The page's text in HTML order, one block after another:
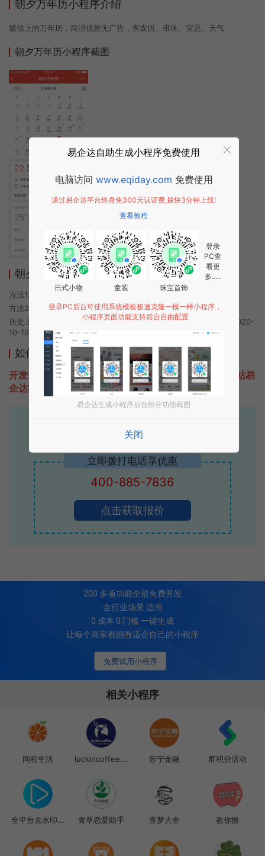
朝夕万年历小程序介绍
微信上的万年历，简洁优雅无广告，查农历、班休、宜忌、天气
朝夕万年历小程序截图
朝夕万年历小程序使用方法
方法1. 使用微信扫描本页面上方二维码进入朝夕万年历的小程序
方法2. 在微信中搜索“朝夕万年历”即可进入小程序
历史上的今时小程序由朝夕万年历团队开发，易企达小程序商店于2020-
10-16 08:32发布
如何开发类似朝夕万年历的小程序
开发一款类似朝夕万年历的小程序不难，只需要咨询本站易
企达客服即可为您定制开发，免费提供报价。
专业小程序、公众号H5 APP等软件开发
立即拨打电话享优惠
400-885-7836
点击获取报价
免费试用小程序
200 多项功能全部免费开发
全行业场景 适用
0 成本 0 门槛 一键生成
让每个商家都拥有适合自己的小程序
相关小程序
同程生活 luckincoffee... 苏宁金融 群积分活动
全平台去水印... 青草恋爱助手 查梦大全 教你撩
易企达自助生成小程序免费使用
电脑访问 www.eqiday.com 免费使用
通过易企达平台终身免300元认证费,最快3分钟上线!
查看教程
日式小物 童装 珠宝首饰
登录
PC查
看更
多.....
登录PC后台可使用系统模板极速克隆一模一样小程序，
小程序页面功能支持后台自由配置
易企达生成小程序后台部分功能截图
关闭